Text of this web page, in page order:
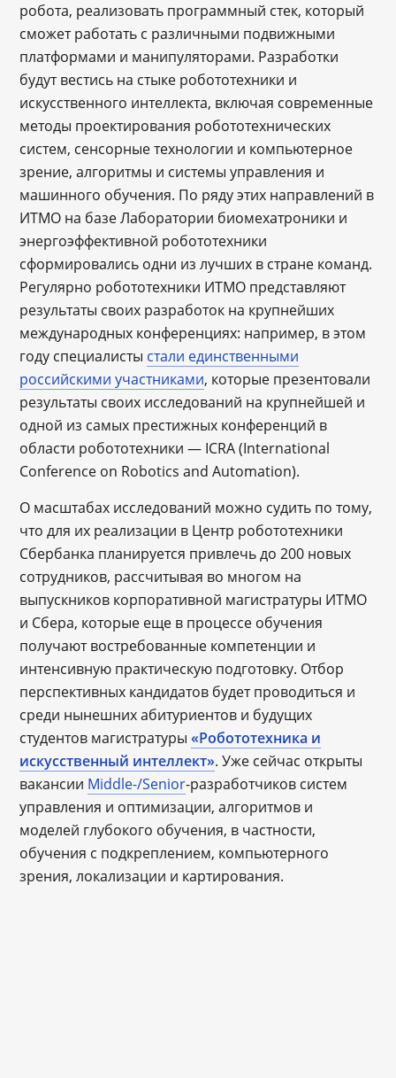
робота, реализовать программный стек, который
сможет работать с различными подвижными
платформами и манипуляторами. Разработки
будут вестись на стыке робототехники и
искусственного интеллекта, включая современные
методы проектирования робототехнических
систем, сенсорные технологии и компьютерное
зрение, алгоритмы и системы управления и
машинного обучения. По ряду этих направлений в
ИТМО на базе Лаборатории биомехатроники и
энергоэффективной робототехники
сформировались одни из лучших в стране команд.
Регулярно робототехники ИТМО представляют
результаты своих разработок на крупнейших
международных конференциях: например, в этом
году специалисты стали единственными
российскими участниками, которые презентовали
результаты своих исследований на крупнейшей и
одной из самых престижных конференций в
области робототехники ― ICRA (International
Conference on Robotics and Automation).
О масштабах исследований можно судить по тому,
что для их реализации в Центр робототехники
Сбербанка планируется привлечь до 200 новых
сотрудников, рассчитывая во многом на
выпускников корпоративной магистратуры ИТМО
и Сбера, которые еще в процессе обучения
получают востребованные компетенции и
интенсивную практическую подготовку. Отбор
перспективных кандидатов будет проводиться и
среди нынешних абитуриентов и будущих
студентов магистратуры«Робототехника и
искусственный интеллект». Уже сейчас открыты
вакансии Middle-/Senior-разработчиков систем
управления и оптимизации, алгоритмов и
моделей глубокого обучения, в частности,
обучения с подкреплением, компьютерного
зрения, локализации и картирования.